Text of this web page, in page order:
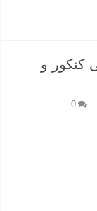
کنکور و
0